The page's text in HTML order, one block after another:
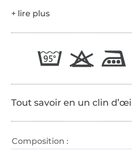
Tout savoir en un clin
Composition :